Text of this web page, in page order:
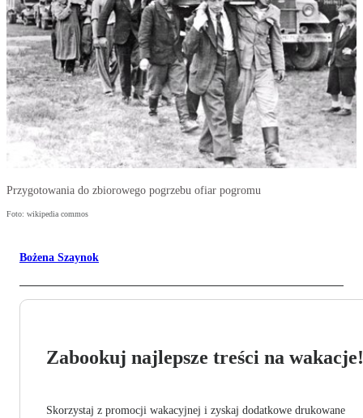
Przygotowania do zbiorowego pogrzebu ofiar pogromu
Foto: wikipedia commos
Bożena Szaynok
Zabookuj najlepsze treści na wakacje!
Skorzystaj z promocji wakacyjnej i zyskaj dodatkowe drukowane